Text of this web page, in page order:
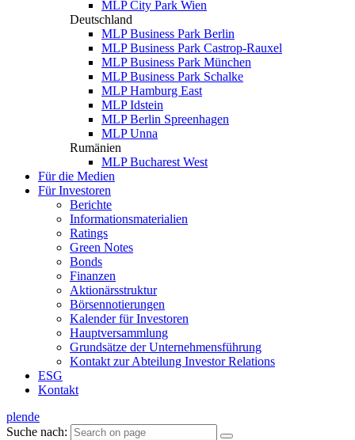
MLP City Park Wien
Deutschland
MLP Business Park Berlin
MLP Business Park Castrop-Rauxel
MLP Business Park München
MLP Business Park Schalke
MLP Hamburg East
MLP Idstein
MLP Berlin Spreenhagen
MLP Unna
Rumänien
MLP Bucharest West
Für die Medien
Für Investoren
Berichte
Informationsmaterialien
Ratings
Green Notes
Bonds
Finanzen
Aktionärsstruktur
Börsennotierungen
Kalender für Investoren
Hauptversammlung
Grundsätze der Unternehmensführung
Kontakt zur Abteilung Investor Relations
ESG
Kontakt
plende
Suche nach: